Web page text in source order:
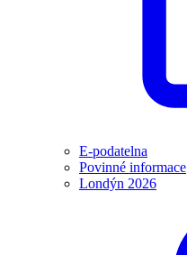
E-podatelna
Povinné informace
Londýn 2026